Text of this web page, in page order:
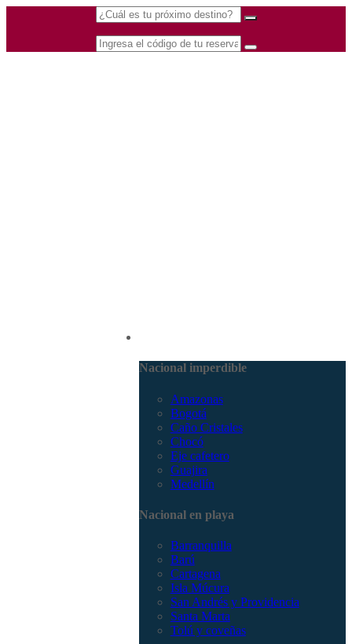
Nacional imperdible
Amazonas
Bogotá
Caño Cristales
Chocó
Eje cafetero
Guajira
Medellín
Nacional en playa
Barranquilla
Barú
Cartagena
Isla Múcura
San Andrés y Providencia
Santa Marta
Tolú y coveñas